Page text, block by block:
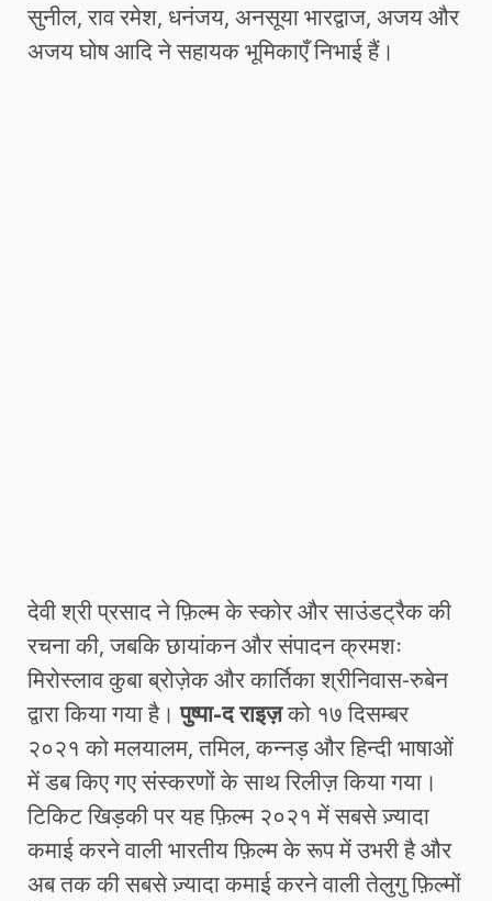
सुनील, राव रमेश, धनंजय, अनसूया भारद्वाज, अजय और
अजय घोष आदि ने सहायक भूमिकाएँ निभाई हैं।
देवी श्री प्रसाद ने फ़िल्म के स्कोर और साउंडट्रैक की
रचना की, जबकि छायांकन और संपादन क्रमशः
मिरोस्लाव कुबा ब्रोज़ेक और कार्तिका श्रीनिवास-रुबेन
द्वारा किया गया है।पुष्पा-द राइज़को १७ दिसम्बर
२०२१ को मलयालम, तमिल, कन्नड़ और हिन्दी भाषाओं
में डब किए गए संस्करणों के साथ रिलीज़ किया गया।
टिकिट खिड़की पर यह फ़िल्म २०२१ में सबसे ज़्यादा
कमाई करने वाली भारतीय फ़िल्म के रूप में उभरी है और
अब तक की सबसे ज़्यादा कमाई करने वाली तेलुगु फ़िल्मों